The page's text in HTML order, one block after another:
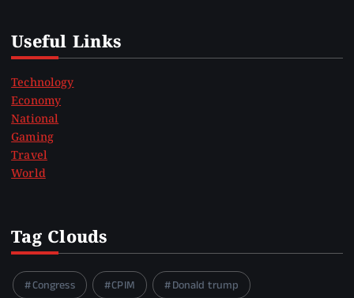
Useful Links
Technology
Economy
National
Gaming
Travel
World
Tag Clouds
Congress CPIM
Donald trump